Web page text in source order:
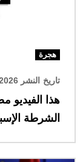
هجرة
تاريخ النشر 06/08/2026 الساعة 08:46
هذا الفيديو
الشرطة